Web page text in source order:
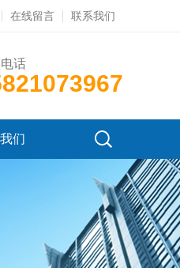
在线留言 联系我们
话
们